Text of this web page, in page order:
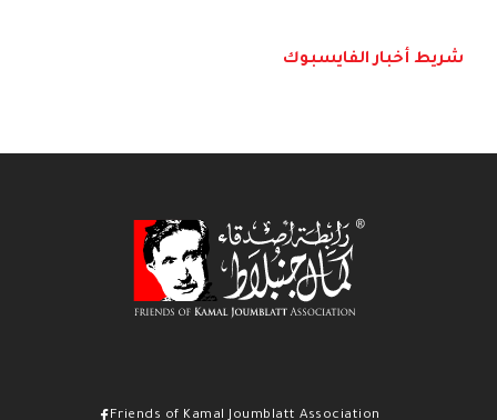
شريط أخبار الفايسبوك
Friends of Kamal Joumblatt Association